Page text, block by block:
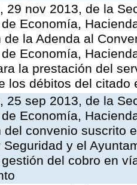
29 nov 2013, de la
Economía,
de la Adenda al
Economía,
la prestación del
los débitos del citado
25 sep 2013, de la
Economía,
del convenio suscrito
Seguridad y el
del cobro en